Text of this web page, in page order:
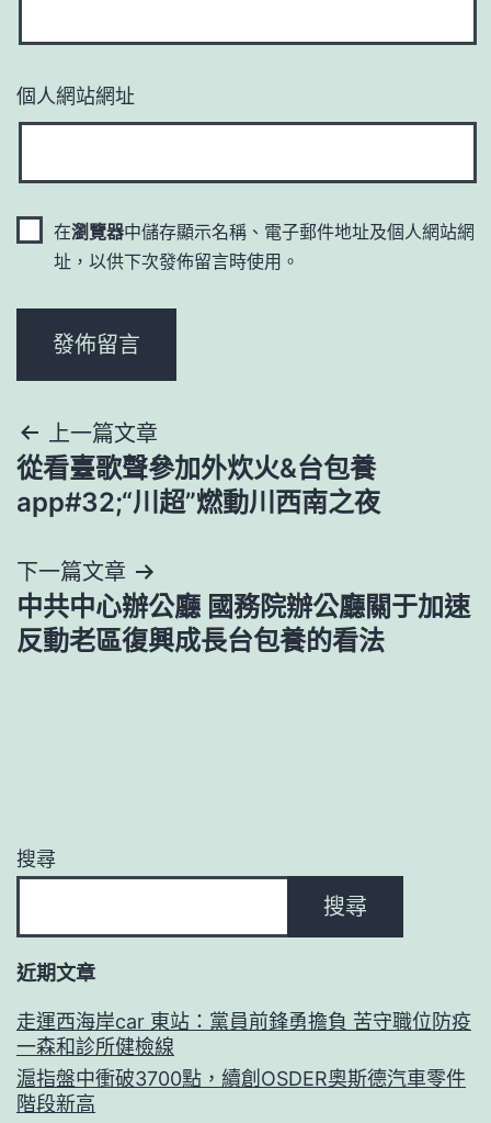
個人網站網址
在瀏覽器中儲存顯示名稱、電子郵件地址及個人網站網
址，以供下次發佈留言時使用。
文
章
覽
上一篇文章
從看臺歌聲參加外炊火&台包養
app#32;“川超”燃動川西南之夜
下一篇文章
中共中心辦公廳 國務院辦公廳關于加速
反動老區復興成長台包養的看法
搜尋
搜尋
近期文章
走運西海岸car 東站：黨員前鋒勇擔負 苦守職位防疫
一森和診所健檢線
滬指盤中衝破3700點，續創OSDER奧斯德汽車零件
階段新高